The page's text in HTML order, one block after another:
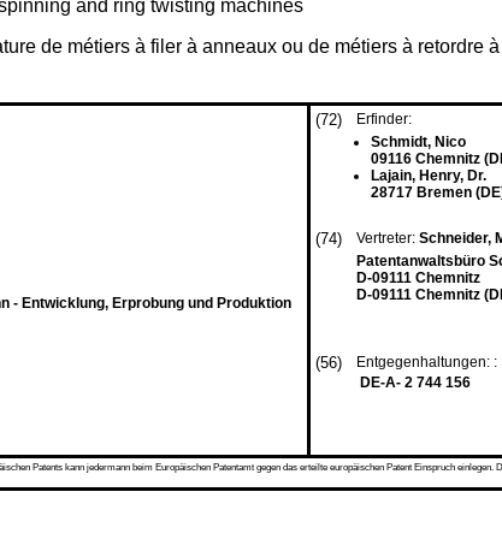
and ring twisting machines
de métiers à filer à anneaux ou de métiers à retordre
- Entwicklung, Erprobung und Produktion
(72)
Erfinder:
Schmidt, Nico
09116 Chemnitz
Lajain, Henry, Dr.
28717 Bremen
(74) Vertreter: Schneider,
Patentanwaltsbüro
D-09111 Chemnitz
D-09111 Chemnitz
(56)
Entgegenhaltungen: :
DE-A- 2 744 156
Patents kann jedermann beim Europäischen Patentamt gegen das erteilte europäischen Patent Einspruch